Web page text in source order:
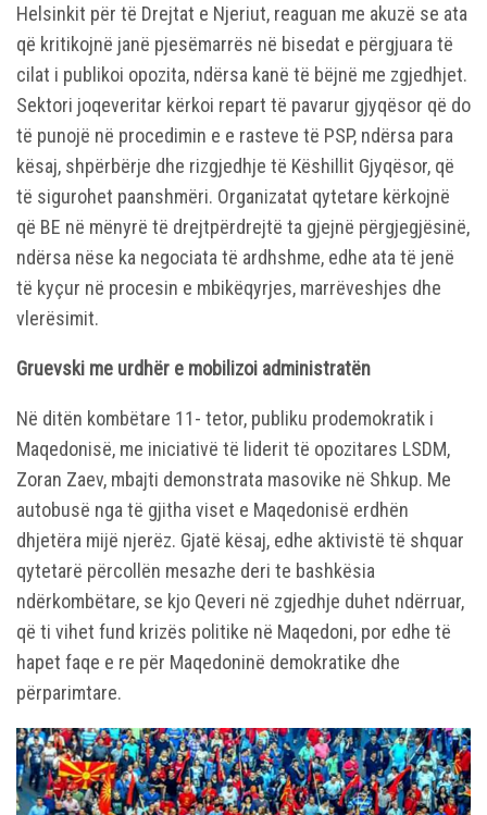
Helsinkit për të Drejtat e Njeriut, reaguan me akuzë se ata
që kritikojnë janë pjesëmarrës në bisedat e përgjuara të
cilat i publikoi opozita, ndërsa kanë të bëjnë me zgjedhjet.
Sektori joqeveritar kërkoi repart të pavarur gjyqësor që do
të punojë në procedimin e e rasteve të PSP, ndërsa para
kësaj, shpërbërje dhe rizgjedhje të Këshillit Gjyqësor, që
të sigurohet paanshmëri. Organizatat qytetare kërkojnë
që BE në mënyrë të drejtpërdrejtë ta gjejnë përgjegjësinë,
ndërsa nëse ka negociata të ardhshme, edhe ata të jenë
të kyçur në procesin e mbikëqyrjes, marrëveshjes dhe
vlerësimit.
Gruevski me urdhër e mobilizoi administratën
Në ditën kombëtare 11- tetor, publiku prodemokratik i
Maqedonisë, me iniciativë të liderit të opozitares LSDM,
Zoran Zaev, mbajti demonstrata masovike në Shkup. Me
autobusë nga të gjitha viset e Maqedonisë erdhën
dhjetëra mijë njerëz. Gjatë kësaj, edhe aktivistë të shquar
qytetarë përcollën mesazhe deri te bashkësia
ndërkombëtare, se kjo Qeveri në zgjedhje duhet ndërruar,
që ti vihet fund krizës politike në Maqedoni, por edhe të
hapet faqe e re për Maqedoninë demokratike dhe
përparimtare.